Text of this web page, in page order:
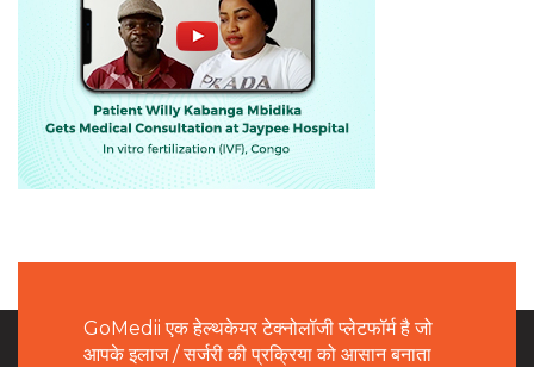
GoMedii एक हेल्थकेयर टेक्नोलॉजी प्लेटफॉर्म है जो
आपके इलाज / सर्जरी की प्रक्रिया को आसान बनाता